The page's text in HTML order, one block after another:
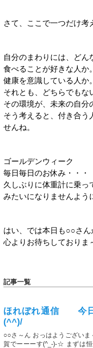
さて、ここで一つだけ考
自分のまわりには、どん
食べることが好きな人か。
健康を意識している人か。
それとも、どちらでもな
その環境が、未来の自分
そう考えると、付き合う
せんね。
ゴールデンウィーク
毎日毎日のお休み・・・
久しぶりに体重計に乗っ
みたいになりませんよう
はい、では本日も○○さ
心よりお待ちしており
記事一覧
ほれぼれ通信 今日
(^^)/
○○さ～ん おっはようござい
賀でーーーす(^_-)-☆ まずは